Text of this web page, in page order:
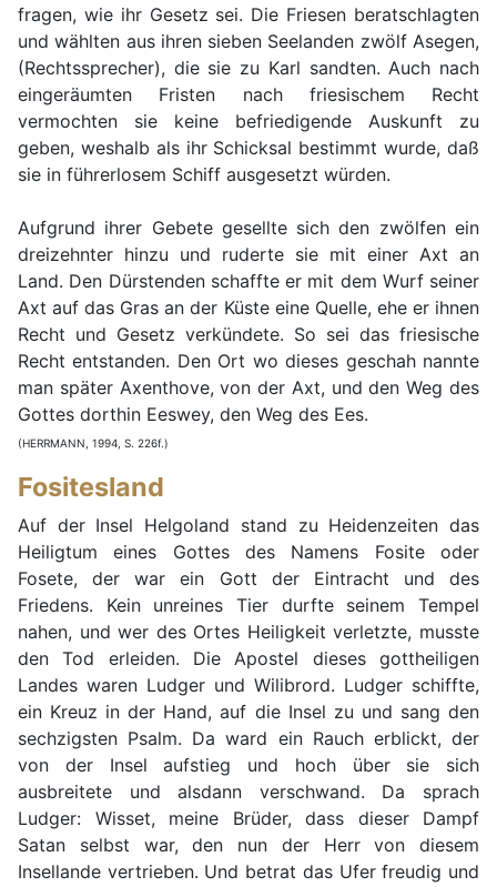
fragen, wie ihr Gesetz sei. Die Friesen beratschlagten
und wählten aus ihren sieben Seelanden zwölf Asegen,
(Rechtssprecher), die sie zu Karl sandten. Auch nach
eingeräumten Fristen nach friesischem Recht
vermochten sie keine befriedigende Auskunft zu
geben, weshalb als ihr Schicksal bestimmt wurde, daß
sie in führerlosem Schiff ausgesetzt würden.
Aufgrund ihrer Gebete gesellte sich den zwölfen ein
dreizehnter hinzu und ruderte sie mit einer Axt an
Land. Den Dürstenden schaffte er mit dem Wurf seiner
Axt auf das Gras an der Küste eine Quelle, ehe er ihnen
Recht und Gesetz verkündete. So sei das friesische
Recht entstanden. Den Ort wo dieses geschah nannte
man später Axenthove, von der Axt, und den Weg des
Gottes dorthin Eeswey, den Weg des Ees.
(HERRMANN, 1994, S. 226f.)
Fositesland
Auf der Insel Helgoland stand zu Heidenzeiten das
Heiligtum eines Gottes des Namens Fosite oder
Fosete, der war ein Gott der Eintracht und des
Friedens. Kein unreines Tier durfte seinem Tempel
nahen, und wer des Ortes Heiligkeit verletzte, musste
den Tod erleiden. Die Apostel dieses gottheiligen
Landes waren Ludger und Wilibrord. Ludger schiffte,
ein Kreuz in der Hand, auf die Insel zu und sang den
sechzigsten Psalm. Da ward ein Rauch erblickt, der
von der Insel aufstieg und hoch über sie sich
ausbreitete und alsdann verschwand. Da sprach
Ludger: Wisset, meine Brüder, dass dieser Dampf
Satan selbst war, den nun der Herr von diesem
Insellande vertrieben. Und betrat das Ufer freudig und